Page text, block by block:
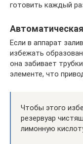
готовить каждый
Если в аппарат
избежать
она забивает
элементе, что
Чтобы этого
резервуар
лимонную